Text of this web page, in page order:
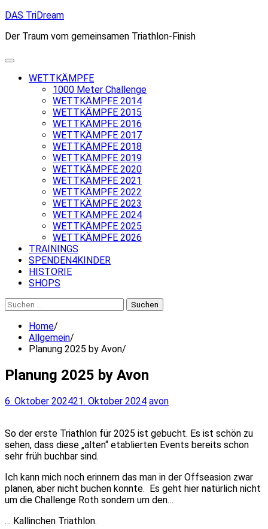
Skip
content
DAS TriDream
Der Traum vom gemeinsamen Triathlon-Finish
WETTKÄMPFE
1000 Meter Challenge
WETTKÄMPFE 2014
WETTKÄMPFE 2015
WETTKÄMPFE 2016
WETTKÄMPFE 2017
WETTKÄMPFE 2018
WETTKÄMPFE 2019
WETTKÄMPFE 2020
WETTKÄMPFE 2021
WETTKÄMPFE 2022
WETTKÄMPFE 2023
WETTKÄMPFE 2024
WETTKÄMPFE 2025
WETTKÄMPFE 2026
TRAININGS
SPENDEN4KINDER
HISTORIE
SHOPS
Suchen
nach:
Home
Allgemein
Planung 2025 by Avon
Planung 2025 by Avon
6. Oktober 202421. Oktober 2024 avon
So der erste Triathlon für 2025 ist gebucht. Es ist schön zu
sehen, dass diese „alten“ etablierten Events bereits schon
sehr früh buchbar sind.
Ich kann mich noch erinnern das man in der Offseasion zwar
planen, aber nicht buchen konnte. Es geht hier natürlich nicht
um die Challenge Roth sondern um den…
… Kallinchen Triathlon.